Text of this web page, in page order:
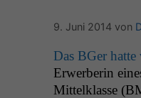
9. Juni 2014 von
Das BGer
Erwer­berin
Mit­telk­lasse (